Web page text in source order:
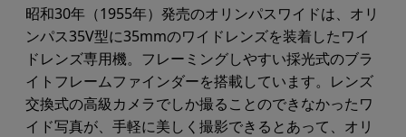
昭和30年（1955年）発売のオリンパスワイドは、オリ
ンパス35V型に35mmのワイドレンズを装着したワイ
ドレンズ専用機。フレーミングしやすい採光式のブラ
イトフレームファインダーを搭載しています。レンズ
交換式の高級カメラでしか撮ることのできなかったワ
イド写真が、手軽に美しく撮影できるとあって、オリ